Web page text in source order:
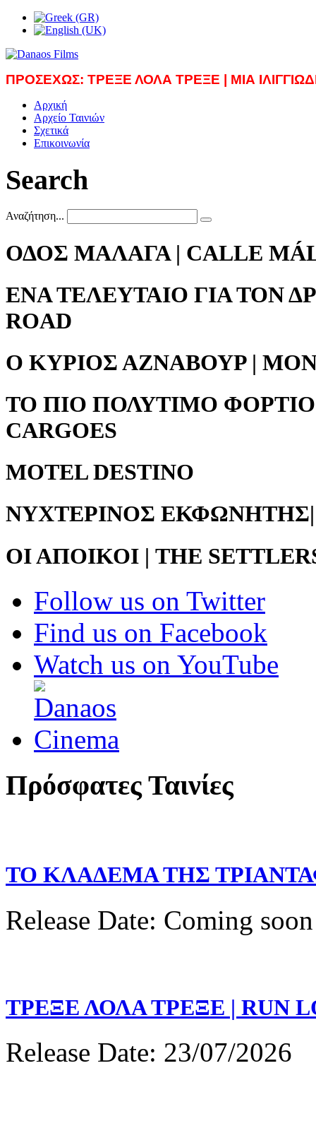
ΠΡΟΣΕΧΩΣ: ΤΡΕΞΕ ΛΟΛΑ ΤΡΕΞΕ | ΜΙΑ
Αρχική
Αρχείο Ταινιών
Σχετικά
Επικοινωνία
Search
Αναζήτηση...
ΟΔΟΣ ΜΑΛΑΓΑ | CALLE
ΕΝΑ ΤΕΛΕΥΤΑΙΟ ΓΙΑ ΤΟΝ
ROAD
Ο ΚΥΡΙΟΣ ΑΖΝΑΒΟΥΡ |
ΤΟ ΠΙΟ ΠΟΛΥΤΙΜΟ ΦΟΡΤΙΟ
CARGOES
MOTEL DESTINO
ΝΥΧΤΕΡΙΝΟΣ ΕΚΦΩΝΗΤΗΣ|
ΟΙ ΑΠΟΙΚΟΙ | THE
Follow us on Twitter
Find us on Facebook
Watch us on YouTube
Πρόσφατες Ταινίες
ΤΟ ΚΛΑΔΕΜΑ ΤΗΣ
Release Date: Coming soon
ΤΡΕΞΕ ΛΟΛΑ ΤΡΕΞΕ | RUN
Release Date: 23/07/2026